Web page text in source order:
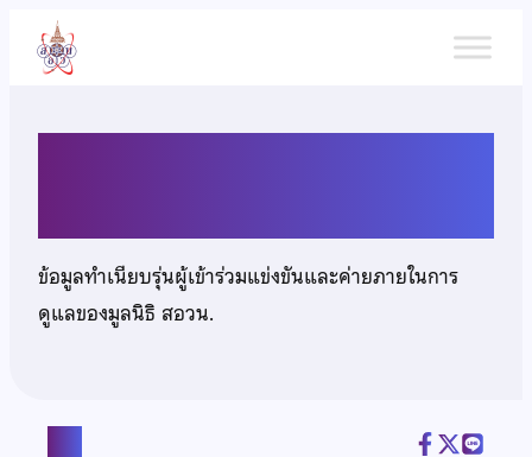
เนื้อหา
ข้อมูลทำเนียบรุ่นผู้เข้าร่วมแข่งขันและค่ายภายในการ
ดูแลของมูลนิธิ สอวน.